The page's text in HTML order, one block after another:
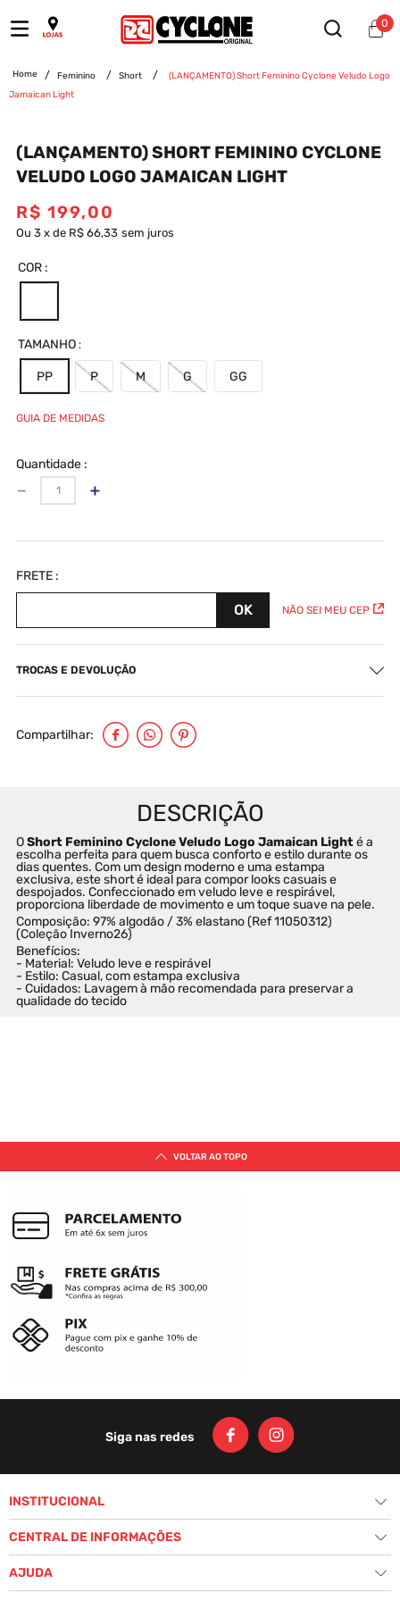
0
Feminino Short
(LANÇAMENTO) Short Feminino Cyclone Veludo Logo
Jamaican Light
(LANÇAMENTO) SHORT FEMININO CYCLONE
VELUDO LOGO JAMAICAN LIGHT
R$ 199,00
Ou 3 x de R$ 66,33 sem juros
COR
TAMANHO
PP P M G GG
GUIA DE MEDIDAS
Quantidade
＋
－
NÃO SEI MEU CEP
TROCAS E DEVOLUÇÃO
Compartilhar
O Short Feminino Cyclone Veludo Logo Jamaican Light é a
escolha perfeita para quem busca conforto e estilo durante os
dias quentes. Com um design moderno e uma estampa
exclusiva, este short é ideal para compor looks casuais e
despojados. Confeccionado em veludo leve e respirável,
proporciona liberdade de movimento e um toque suave na pele.
Composição: 97% algodão / 3% elastano (Ref 11050312)
(Coleção Inverno26)
Benefícios:
- Material: Veludo leve e respirável
- Estilo: Casual, com estampa exclusiva
- Cuidados: Lavagem à mão recomendada para preservar a
qualidade do tecido
TAMBÉM
R$ 199 ,00
sem juros
ADICIONAR AO CARRINHO
(LANÇAMENTO)
SHORT FEMININO
CYCLONE VELUDO
LIGHT